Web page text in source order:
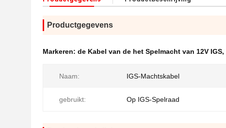
Productgegevens
Markeren: de Kabel van de het Spelmacht van 12V IGS,
Naam: IGS-Machtskabel
gebruikt: Op IGS-Spelraad